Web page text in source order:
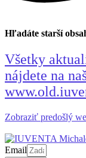
Hľadáte starší
Všetky
nájdete na
Zobraziť predošlý
Email